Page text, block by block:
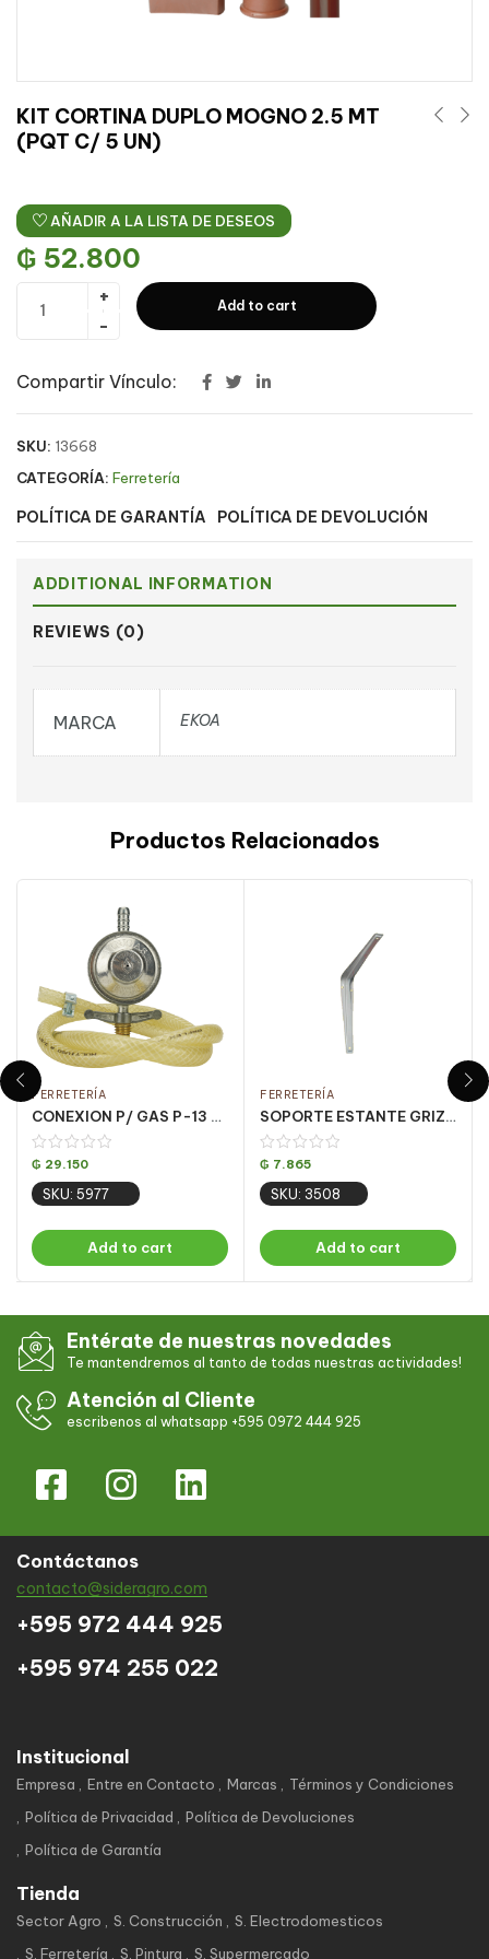
KIT CORTINA DUPLO MOGNO 2.5 MT
(PQT C/ 5 UN)
AÑADIR A LA LISTA DE DESEOS
₲ 52.800
Add to cart
Compartir Vínculo:
SKU: 13668
CATEGORÍA: Ferretería
POLÍTICA DE GARANTÍA POLÍTICA DE DEVOLUCIÓN
ADDITIONAL INFORMATION
REVIEWS (0)
MARCA EKOA
Productos Relacionados
FERRETERÍA
CONEXION P/ GAS P-13 COMPLETO VINIGAS 50/CJ
₲ 29.150
SKU: 5977
Add to cart
FERRETERÍA
SOPORTE ESTANTE GRIZ 10×12 CJ 24 UN
₲ 7.865
SKU: 3508
Add to cart
Entérate de nuestras novedades
Te mantendremos al tanto de todas nuestras actividades!
Atención al Cliente
escribenos al whatsapp +595 0972 444 925
Contáctanos
contacto@sideragro.com
+595 972 444 925
+595 974 255 022
Institucional
Empresa Entre en Contacto Marcas
Términos y Condiciones
Política de Privacidad
Política de Devoluciones
Política de Garantía
Tienda
Sector Agro S. Construcción
S. Electrodomesticos
S. Ferretería
S. Pintura S. Supermercado